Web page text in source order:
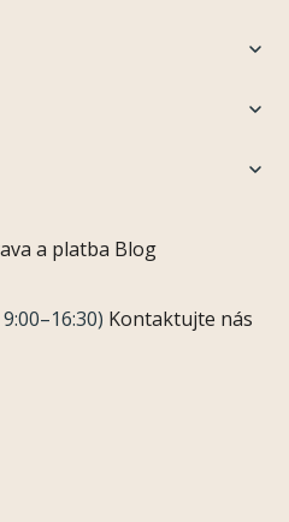
a platba Blog
Kontaktujte nás